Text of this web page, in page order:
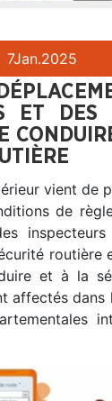
7Jan.2025
ET DES
vient de
de
routière
et à la
affectés dans